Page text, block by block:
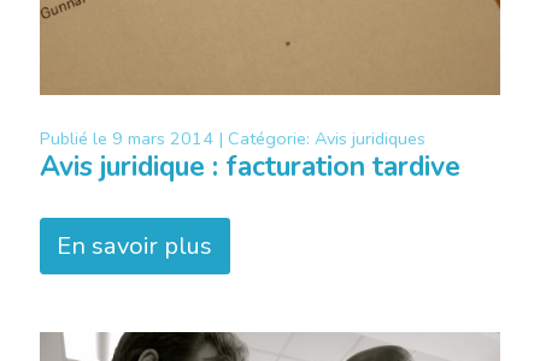
Publié le 9 mars 2014 | Catégorie: Avis juridiques
Avis juridique : facturation tardive
En savoir plus